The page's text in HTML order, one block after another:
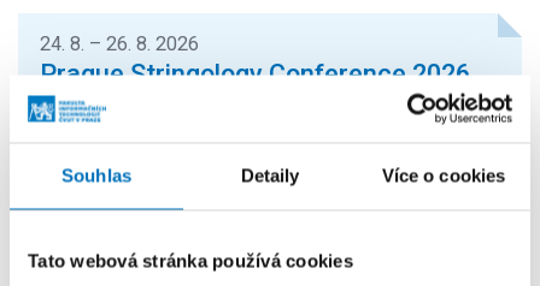
Souhlas Detaily Více o cookies
Tato webová stránka používá cookies
24. 8. – 26. 8. 2026
Prague Stringology Conference 2026
KONFERENCE
stringologie a dalších příbuzných témat si můžete